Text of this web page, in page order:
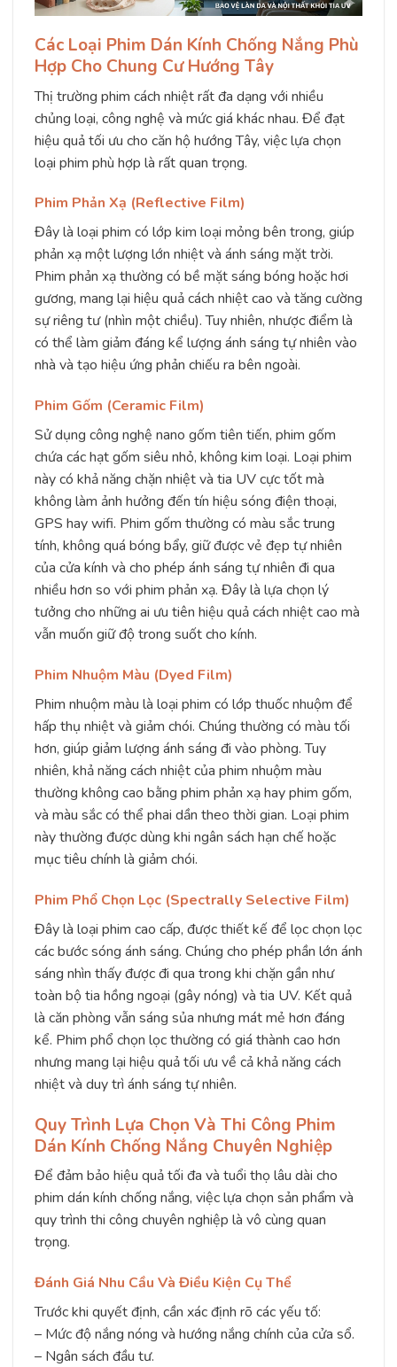
Các Loại Phim Dán Kính Chống Nắng Phù
Hợp Cho Chung Cư Hướng Tây
Thị trường phim cách nhiệt rất đa dạng với nhiều
chủng loại, công nghệ và mức giá khác nhau. Để đạt
hiệu quả tối ưu cho căn hộ hướng Tây, việc lựa chọn
loại phim phù hợp là rất quan trọng.
Phim Phản Xạ (Reflective Film)
Đây là loại phim có lớp kim loại mỏng bên trong, giúp
phản xạ một lượng lớn nhiệt và ánh sáng mặt trời.
Phim phản xạ thường có bề mặt sáng bóng hoặc hơi
gương, mang lại hiệu quả cách nhiệt cao và tăng cường
sự riêng tư (nhìn một chiều). Tuy nhiên, nhược điểm là
có thể làm giảm đáng kể lượng ánh sáng tự nhiên vào
nhà và tạo hiệu ứng phản chiếu ra bên ngoài.
Phim Gốm (Ceramic Film)
Sử dụng công nghệ nano gốm tiên tiến, phim gốm
chứa các hạt gốm siêu nhỏ, không kim loại. Loại phim
này có khả năng chặn nhiệt và tia UV cực tốt mà
không làm ảnh hưởng đến tín hiệu sóng điện thoại,
GPS hay wifi. Phim gốm thường có màu sắc trung
tính, không quá bóng bẩy, giữ được vẻ đẹp tự nhiên
của cửa kính và cho phép ánh sáng tự nhiên đi qua
nhiều hơn so với phim phản xạ. Đây là lựa chọn lý
tưởng cho những ai ưu tiên hiệu quả cách nhiệt cao mà
vẫn muốn giữ độ trong suốt cho kính.
Phim Nhuộm Màu (Dyed Film)
Phim nhuộm màu là loại phim có lớp thuốc nhuộm để
hấp thụ nhiệt và giảm chói. Chúng thường có màu tối
hơn, giúp giảm lượng ánh sáng đi vào phòng. Tuy
nhiên, khả năng cách nhiệt của phim nhuộm màu
thường không cao bằng phim phản xạ hay phim gốm,
và màu sắc có thể phai dần theo thời gian. Loại phim
này thường được dùng khi ngân sách hạn chế hoặc
mục tiêu chính là giảm chói.
Phim Phổ Chọn Lọc (Spectrally Selective Film)
Đây là loại phim cao cấp, được thiết kế để lọc chọn lọc
các bước sóng ánh sáng. Chúng cho phép phần lớn ánh
sáng nhìn thấy được đi qua trong khi chặn gần như
toàn bộ tia hồng ngoại (gây nóng) và tia UV. Kết quả
là căn phòng vẫn sáng sủa nhưng mát mẻ hơn đáng
kể. Phim phổ chọn lọc thường có giá thành cao hơn
nhưng mang lại hiệu quả tối ưu về cả khả năng cách
nhiệt và duy trì ánh sáng tự nhiên.
Quy Trình Lựa Chọn Và Thi Công Phim
Dán Kính Chống Nắng Chuyên Nghiệp
Để đảm bảo hiệu quả tối đa và tuổi thọ lâu dài cho
phim dán kính chống nắng, việc lựa chọn sản phẩm và
quy trình thi công chuyên nghiệp là vô cùng quan
trọng.
Đánh Giá Nhu Cầu Và Điều Kiện Cụ Thể
Trước khi quyết định, cần xác định rõ các yếu tố:
– Mức độ nắng nóng và hướng nắng chính của cửa sổ.
– Ngân sách đầu tư.